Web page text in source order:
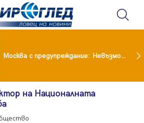
Москва с предупреждание: Невъзможно е да бъде победена ядрена сила като Русия
на Националната